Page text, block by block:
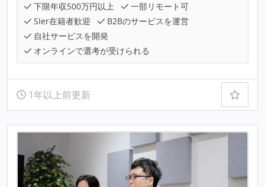
下限年収500万円以上
一部リモート可
SIer在籍者歓迎
B2Bのサービスを運営
自社サービスを開発
オンラインで選考が受けられる
1年以上前更新